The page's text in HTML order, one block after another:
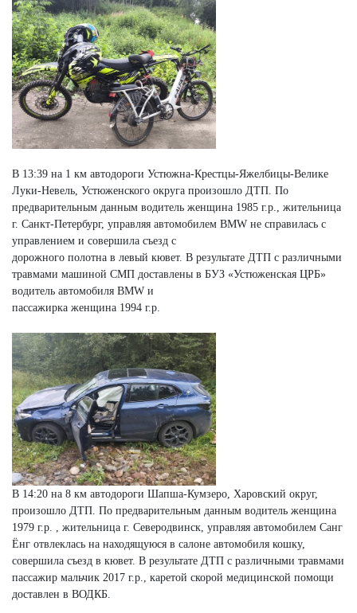
В 13:39 на 1 км автодороги Устюжна-Крестцы-Яжелбицы-Велике
Луки-Невель, Устюженского округа произошло ДТП. По
предварительным данным водитель женщина 1985 г.р., жительница
г. Санкт-Петербург, управляя автомобилем BMW не справилась с
управлением и совершила съезд с
дорожного полотна в левый кювет. В результате ДТП с различными
травмами машиной СМП доставлены в БУЗ «Устюженская ЦРБ»
водитель автомобиля BMW и
пассажирка женщина 1994 г.р.
В 14:20 на 8 км автодороги Шапша-Кумзеро, Харовский округ,
произошло ДТП. По предварительным данным водитель женщина
1979 г.р. , жительница г. Северодвинск, управляя автомобилем Санг
Ёнг отвлеклась на находящуюся в салоне автомобиля кошку,
совершила съезд в кювет. В результате ДТП с различными травмами
пассажир мальчик 2017 г.р., каретой скорой медицинской помощи
доставлен в ВОДКБ.